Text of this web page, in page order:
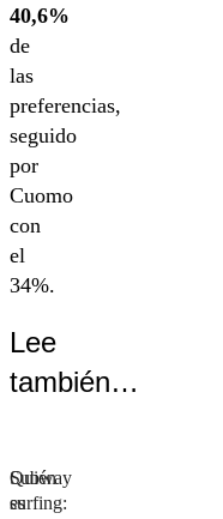
40,6%
de
las
preferencias,
seguido
por
Cuomo
con
el
34%.
Lee
también…
Subway
surfing:
Quién
es